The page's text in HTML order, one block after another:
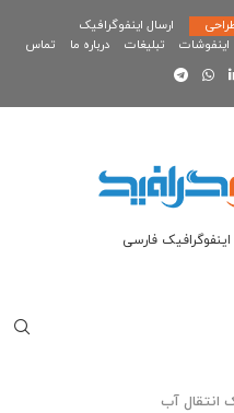
ارسال اینفوگرافیک
اینفوشات تبلیغات درباره ما تماس
فارسی
انتقال آب